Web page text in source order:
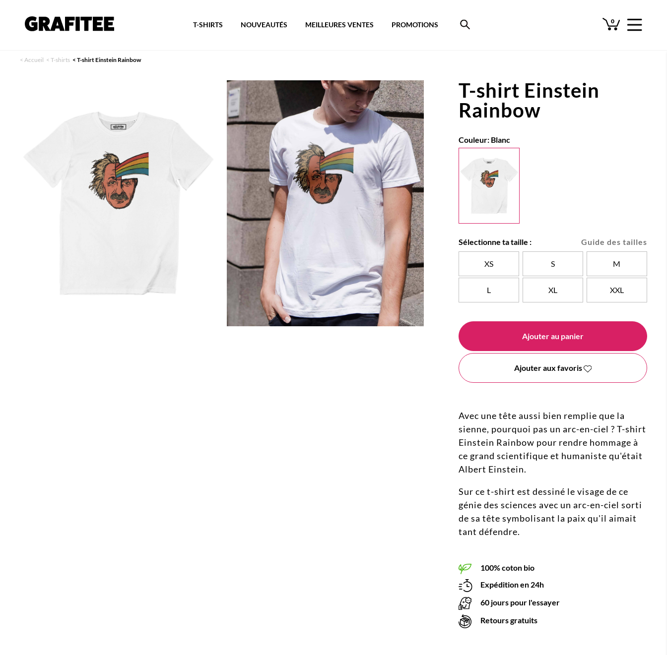
0
T-SHIRTS NOUVEAUTÉS MEILLEURES VENTES PROMOTIONS
< Accueil < T-shirts < T-shirt Einstein Rainbow
T-shirt Einstein
Rainbow
Couleur: Blanc
Guide des tailles
Sélectionne ta taille :
XS S M
L XL XXL
Ajouter au panier
Ajouter aux favoris
Avec une tête aussi bien remplie que la
sienne, pourquoi pas un arc-en-ciel ? T-shirt
Einstein Rainbow pour rendre hommage à
ce grand scientifique et humaniste qu'était
Albert Einstein.
Sur ce t-shirt est dessiné le visage de ce
génie des sciences avec un arc-en-ciel sorti
de sa tête symbolisant la paix qu'il aimait
tant défendre.
100% coton bio
Expédition en 24h
60 jours pour l'essayer
Retours gratuits